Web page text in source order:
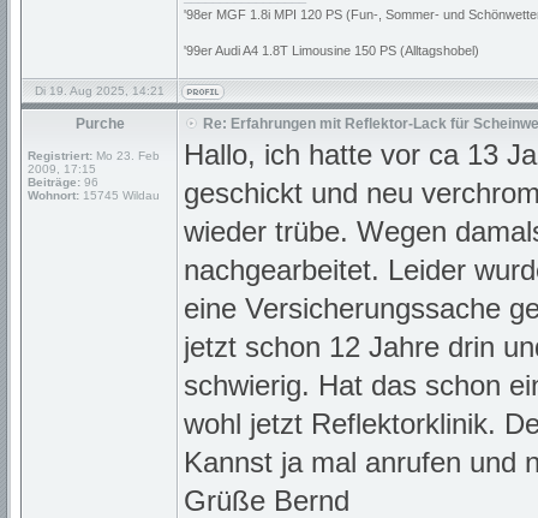
'98er MGF 1.8i MPI 120 PS (Fun-, Sommer- und
'99er Audi A4 1.8T Limousine 150 PS (Alltagshobel)
Di 19. Aug 2025, 14:21
Purche
Registriert: Mo 23. Feb
2009, 17:15
Beiträge: 96
Wohnort: 15745 Wildau
Re: Erfahrungen mit Reflektor-Lack für
Hallo, ich hatte vor ca 13
geschickt und neu
wieder trübe. Wegen
nachgearbeitet. Leider
eine Versicherungssache
jetzt schon 12 Jahre drin
schwierig. Hat das schon
wohl jetzt Reflektorklinik.
Kannst ja mal anrufen und
Grüße Bernd